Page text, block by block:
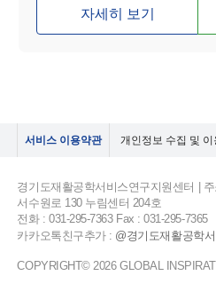
자세히 보기
서비스 이용약관 개인정보 수집 및 이
경기도재활공학서비스연구지원센터 |
서수원로 130 누림센터 204호
전화 : 031-295-7363 Fax : 031-295-7365
카카오톡친구추가 : @경기도재활공학
COPYRIGHT© 2026 GLOBAL